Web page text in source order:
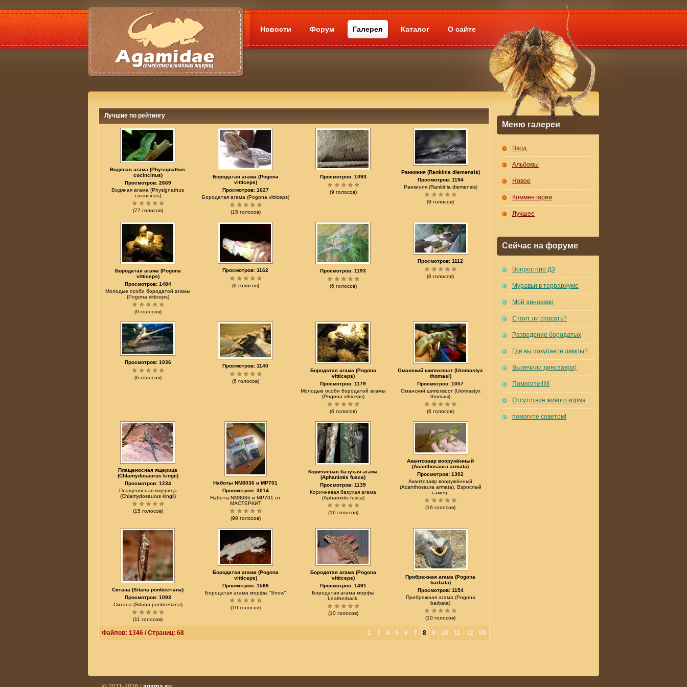
Новости Форум Галерея Каталог О сайте
Лучшие по рейтингу
Водяная агама (Physignathus
cocincinus)
Просмотров: 2669
Водяная агама (Physignathus
cocincinus)
(77 голосов)
Бородатая агама (Pogona
vitticeps)
Просмотров: 1627
Бородатая агама (Pogona vitticeps)
(15 голосов)
Просмотров: 1093
(9 голосов)
Ранкиния (Rankinia diemensis)
Просмотров: 1194
Ранкиния (Rankinia diemensis)
(9 голосов)
Бородатая агама (Pogona
vitticeps)
Просмотров: 1484
Молодые особи бородатой агамы
(Pogona vitticeps)
(9 голосов)
Просмотров: 1162
(6 голосов)
Просмотров: 1193
(6 голосов)
Просмотров: 1112
(6 голосов)
Просмотров: 1036
(6 голосов)
Просмотров: 1140
(6 голосов)
Бородатая агама (Pogona
vitticeps)
Просмотров: 1179
Молодые особи бородатой агамы
(Pogona vitticeps)
(6 голосов)
Оманский шипохвост (Uromastyx
thomasi)
Просмотров: 1057
Оманский шипохвост (Uromastyx
thomasi)
(6 голосов)
Плащеносная ящерица
(Chlamydosaurus kingii)
Просмотров: 1234
Плащеносная ящерица
(Chlamydosaurus kingii)
(15 голосов)
Наботы NM8036 и MP701
Просмотров: 3014
Наботы NM8036 и MP701 от
МАСТЕРКИТ
(98 голосов)
Коричневая базухая агама
(Aphaniotis fusca)
Просмотров: 1135
Коричневая базухая агама
(Aphaniotis fusca)
(16 голосов)
Акантозавр вооружённый
(Acanthosaura armata)
Просмотров: 1302
Акантозавр вооружённый
(Acanthosaura armata). Взрослый
самец.
(16 голосов)
Ситана (Sitana ponticeriana)
Просмотров: 1093
Ситана (Sitana ponticeriana)
(11 голосов)
Бородатая агама (Pogona
vitticeps)
Просмотров: 1566
Бородатая агама морфы "Snow"
(10 голосов)
Бородатая агама (Pogona
vitticeps)
Просмотров: 1491
Бородатая агама морфы
Leatherback.
(10 голосов)
Прибрежная агама (Pogona
barbata)
Просмотров: 1154
Прибрежная агама (Pogona
barbata)
(10 голосов)
Файлов: 1346 / Страниц: 68 1 3 4 5 6 7 8 9 10 11 12 68
Меню галереи
Вход
Альбомы
Новое
Комментарии
Лучшее
Сейчас на форуме
Вопрос про Д3
Муравьи в террариуме
Мой динозавр
Стоит ли спасать?
Разведение бородатых
Где вы покупаете лампы?
Вылечили динозавра)
Помогите!!!!!!
Отсутствие живого корма
помогите советом!